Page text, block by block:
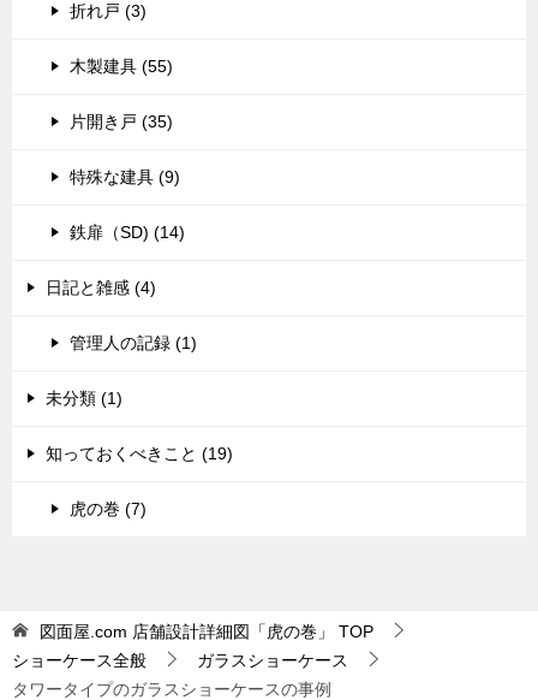
折れ戸 (3)
木製建具 (55)
片開き戸 (35)
特殊な建具 (9)
鉄扉（SD) (14)
日記と雑感 (4)
管理人の記録 (1)
未分類 (1)
知っておくべきこと (19)
虎の巻 (7)
図面屋.com 店舗設計詳細図「虎の巻」
TOP
ショーケース全般
ガラスショーケース
タワータイプのガラスショーケースの事例